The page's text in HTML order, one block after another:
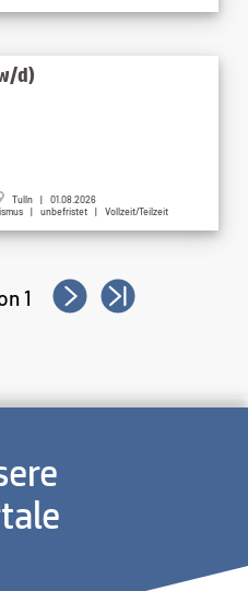
d)
Tulln | 01.08.2026
| unbefristet | Vollzeit/Teilzeit
1